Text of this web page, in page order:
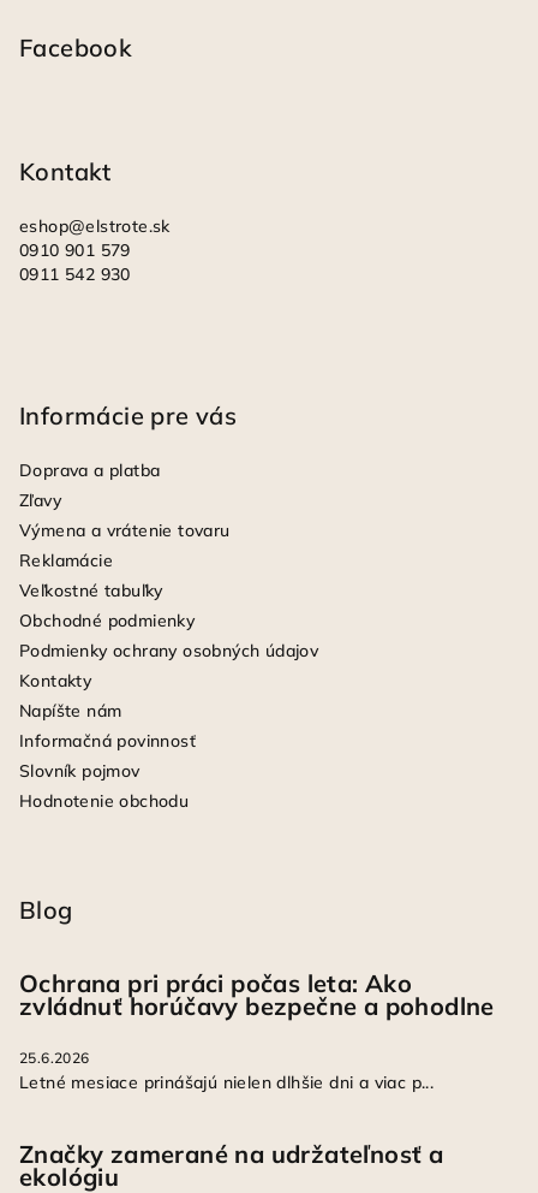
Facebook
Kontakt
eshop@elstrote.sk
0910 901 579
0911 542 930
Informácie pre vás
Doprava a platba
Zľavy
Výmena a vrátenie tovaru
Reklamácie
Veľkostné tabuľky
Obchodné podmienky
Podmienky ochrany osobných údajov
Kontakty
Napíšte nám
Informačná povinnosť
Slovník pojmov
Hodnotenie obchodu
Blog
Ochrana pri práci počas leta: Ako
zvládnuť horúčavy bezpečne a pohodlne
25.6.2026
Letné mesiace prinášajú nielen dlhšie dni a viac p...
Značky zamerané na udržateľnosť a
ekológiu